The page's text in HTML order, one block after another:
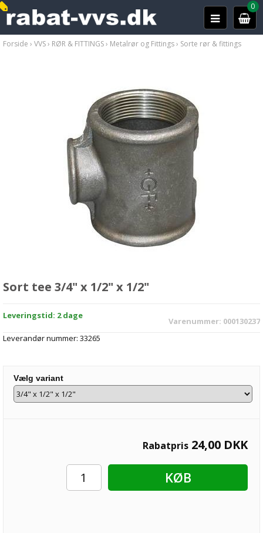
0
Forside › VVS› RØR & FITTINGS› Metalrør og Fittings› Sorte rør & fittings
Sort tee 3/4" x 1/2" x 1/2"
Leveringstid: 2 dage
Varenummer: 000130237
Leverandør nummer: 33265
Vælg variant
Rabatpris 24,00 DKK
KØB